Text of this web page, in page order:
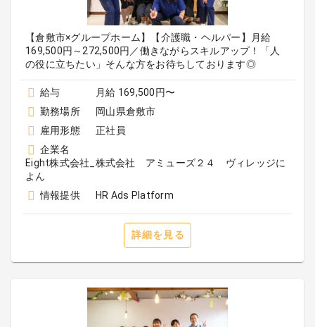
【倉敷市×グループホーム】【介護職・ヘルパー】月給
169,500円～272,500円／働きながらスキルアップ！「人
の役に立ちたい」そんな方をお待ちしております◎
給与
月給 169,500円〜
勤務場所
岡山県倉敷市
雇用形態
正社員
企業名
Eight株式会社_株式会社 アミューズ２４ ヴィレッジに
よん
情報提供
HR Ads Platform
詳細を見る